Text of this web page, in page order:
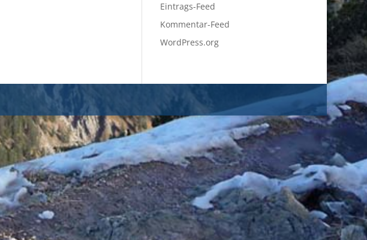
Eintrags-Feed
Kommentar-Feed
WordPress.org